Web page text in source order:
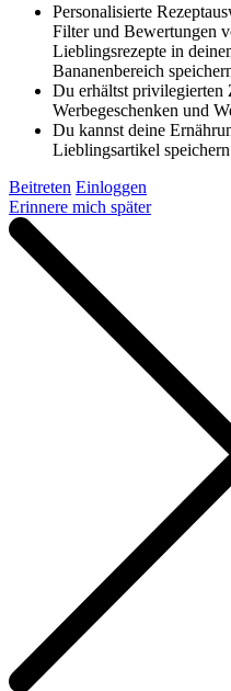
Personalisierte
Filter und Bewertungen
Lieblingsrezepte in
Bananenbereich
Du erhältst privilegierten
Werbegeschenken und
Du kannst deine
Lieblingsartikel
Beitreten Einloggen
Erinnere mich später